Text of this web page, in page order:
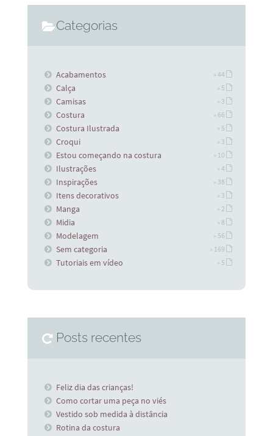
Categorias
Acabamentos » 44
Calça » 5
Camisas » 3
Costura » 66
Costura Ilustrada » 5
Croqui » 3
Estou começando na costura » 10
Ilustrações » 4
Inspirações » 38
Itens decorativos » 3
Manga » 2
Midia » 8
Modelagem » 56
Sem categoria » 169
Tutoriais em vídeo » 5
Posts recentes
Feliz dia das crianças!
Como cortar uma peça no viés
Vestido sob medida à distância
Rotina da costura